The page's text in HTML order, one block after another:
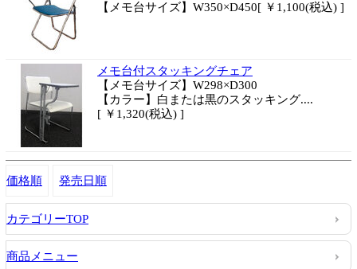
【メモ台サイズ】W350×D450[ ￥1,100(税込) ]
メモ台付スタッキングチェア
【メモ台サイズ】W298×D300
【カラー】白または黒のスタッキング....
[ ￥1,320(税込) ]
価格順 発売日順
カテゴリーTOP
商品メニュー